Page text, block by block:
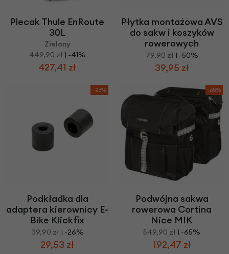
Plecak Thule EnRoute
30L
Zielony
449,90 zł | -41%
427,41 zł
Płytka montażowa AVS
do sakw i koszyków
rowerowych
79,90 zł | -50%
39,95 zł
-26%
Podkładka dla
adaptera kierownicy E-
Bike Klickfix
39,90 zł | -26%
29,53 zł
-65%
Podwójna sakwa
rowerowa Cortina
Nice MIK
549,90 zł | -65%
192,47 zł